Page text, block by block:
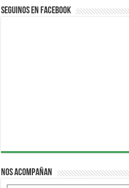
Seguinos en Facebook
Nos acompañan